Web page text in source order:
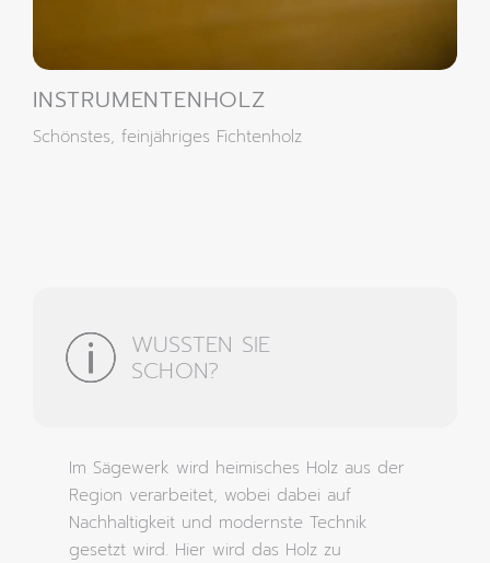
INSTRUMENTENHOLZ
Schönstes, feinjähriges Fichtenholz
WUSSTEN SIE
SCHON?
Im Sägewerk wird heimisches Holz aus der
Region verarbeitet, wobei dabei auf
Nachhaltigkeit und modernste Technik
gesetzt wird. Hier wird das Holz zu